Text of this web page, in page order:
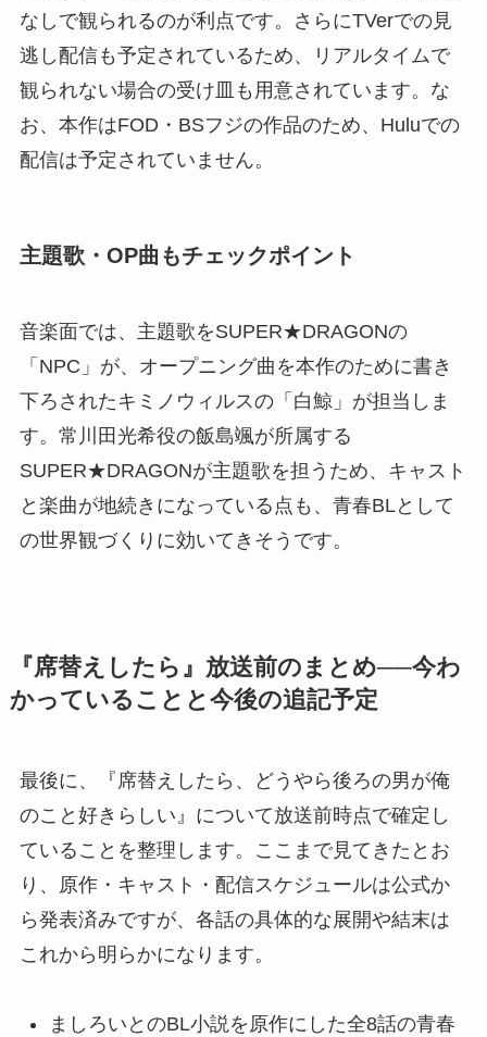
なしで観られるのが利点です。さらにTVerでの見
逃し配信も予定されているため、リアルタイムで
観られない場合の受け皿も用意されています。な
お、本作はFOD・BSフジの作品のため、Huluでの
配信は予定されていません。
主題歌・OP曲もチェックポイント
音楽面では、主題歌をSUPER★DRAGONの
「NPC」が、オープニング曲を本作のために書き
下ろされたキミノウィルスの「白鯨」が担当しま
す。常川田光希役の飯島颯が所属する
SUPER★DRAGONが主題歌を担うため、キャスト
と楽曲が地続きになっている点も、青春BLとして
の世界観づくりに効いてきそうです。
『席替えしたら』放送前のまとめ──今わ
かっていることと今後の追記予定
最後に、『席替えしたら、どうやら後ろの男が俺
のこと好きらしい』について放送前時点で確定し
ていることを整理します。ここまで見てきたとお
り、原作・キャスト・配信スケジュールは公式か
ら発表済みですが、各話の具体的な展開や結末は
これから明らかになります。
ましろいとのBL小説を原作にした全8話の青春